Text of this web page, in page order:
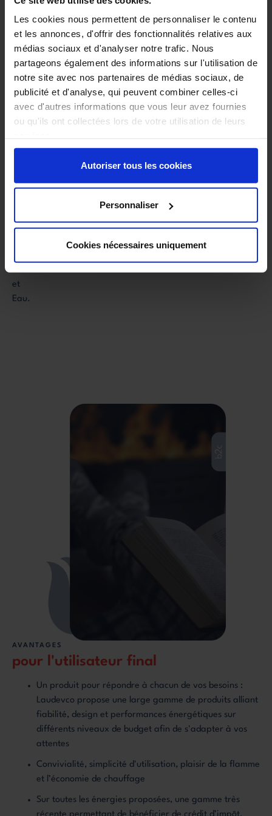
Les cookies nous permettent de personnaliser le contenu
et les annonces, d'offrir des fonctionnalités relatives aux
médias sociaux et d'analyser notre trafic. Nous
partageons également des informations sur l'utilisation de
notre site avec nos partenaires de médias sociaux, de
publicité et d'analyse, qui peuvent combiner celles-ci
avec d'autres informations que vous leur avez fournies
ou qu'ils ont collectées lors de votre utilisation de leurs
Autoriser tous les cookies
Personnaliser
Cookies nécessaires uniquement
dans
la
filière
bois
Formations
proposées
Produits
Produits
niveau
et
Eau.
AVANTAGES
pour l'utilisateur final
Un produit pour répondre à chacun de vos besoins :
Laudevco propose une large gamme de produits alliant
fiabilité, design et performances énergétiques sur
différents niveaux de budget afin de s'adapter à vos
attentes
Convivialité, simplicité d'utilisation, plaisir de la flamme
et l’économie de chauffage
Sur toutes les énergies proposées, une gamme très